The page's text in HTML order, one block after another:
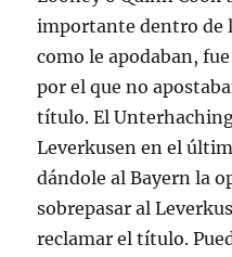
importante dentro de
como le apodaban,
por el que no
título. El
Leverkusen en el
dándole al Bayern la
sobrepasar al
reclamar el título.